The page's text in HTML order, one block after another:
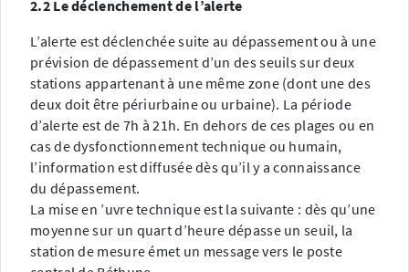
2.2 Le déclenchement de l’alerte
L’alerte est déclenchée suite au dépassement ou à une
prévision de dépassement d’un des seuils sur deux
stations appartenant à une même zone (dont une des
deux doit être périurbaine ou urbaine). La période
d’alerte est de 7h à 21h. En dehors de ces plages ou en
cas de dysfonctionnement technique ou humain,
l’information est diffusée dès qu’il y a connaissance
du dépassement.
La mise en ’uvre technique est la suivante : dès qu’une
moyenne sur un quart d’heure dépasse un seuil, la
station de mesure émet un message vers le poste